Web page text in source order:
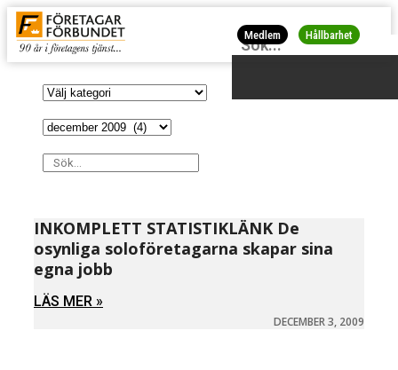
Medlem Hållbarhet
INKOMPLETT STATISTIKLÄNK De
osynliga soloföretagarna skapar sina
egna jobb
LÄS MER »
DECEMBER 3, 2009